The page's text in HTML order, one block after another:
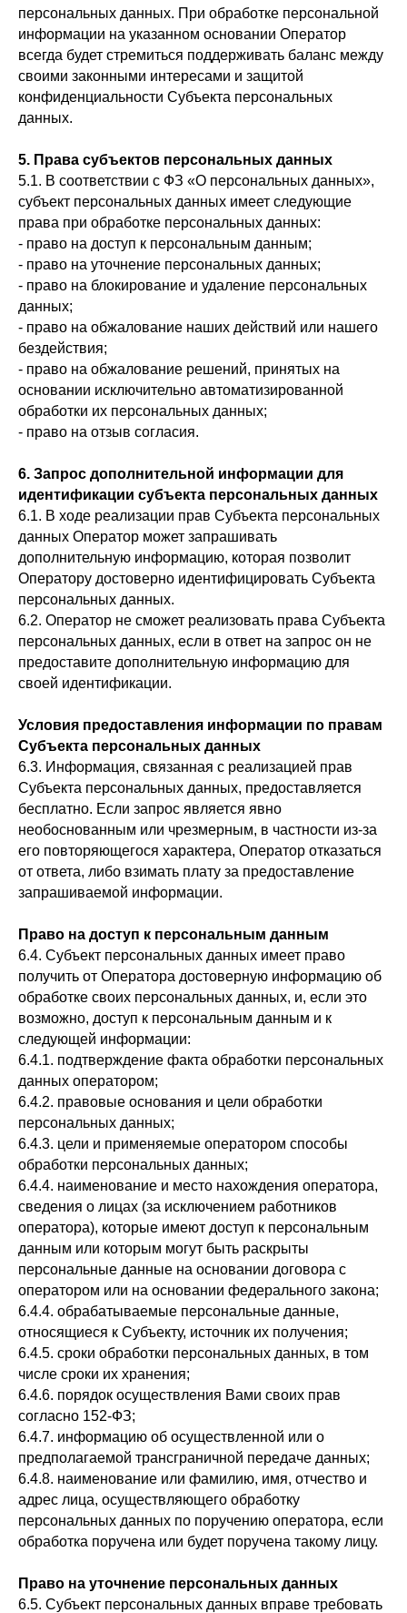
персональных данных. При обработке персональной
информации на указанном основании Оператор
всегда будет стремиться поддерживать баланс между
своими законными интересами и защитой
конфиденциальности Субъекта персональных
данных.
5. Права субъектов персональных данных
5.1. В соответствии с ФЗ «О персональных данных»,
субъект персональных данных имеет следующие
права при обработке персональных данных:
- право на доступ к персональным данным;
- право на уточнение персональных данных;
- право на блокирование и удаление персональных
данных;
- право на обжалование наших действий или нашего
бездействия;
- право на обжалование решений, принятых на
основании исключительно автоматизированной
обработки их персональных данных;
- право на отзыв согласия.
6. Запрос дополнительной информации для
идентификации субъекта персональных данных
6.1. В ходе реализации прав Субъекта персональных
данных Оператор может запрашивать
дополнительную информацию, которая позволит
Оператору достоверно идентифицировать Субъекта
персональных данных.
6.2. Оператор не сможет реализовать права Субъекта
персональных данных, если в ответ на запрос он не
предоставите дополнительную информацию для
своей идентификации.
Условия предоставления информации по правам
Субъекта персональных данных
6.3. Информация, связанная с реализацией прав
Субъекта персональных данных, предоставляется
бесплатно. Если запрос является явно
необоснованным или чрезмерным, в частности из-за
его повторяющегося характера, Оператор отказаться
от ответа, либо взимать плату за предоставление
запрашиваемой информации.
Право на доступ к персональным данным
6.4. Субъект персональных данных имеет право
получить от Оператора достоверную информацию об
обработке своих персональных данных, и, если это
возможно, доступ к персональным данным и к
следующей информации:
6.4.1. подтверждение факта обработки персональных
данных оператором;
6.4.2. правовые основания и цели обработки
персональных данных;
6.4.3. цели и применяемые оператором способы
обработки персональных данных;
6.4.4. наименование и место нахождения оператора,
сведения о лицах (за исключением работников
оператора), которые имеют доступ к персональным
данным или которым могут быть раскрыты
персональные данные на основании договора с
оператором или на основании федерального закона;
6.4.4. обрабатываемые персональные данные,
относящиеся к Субъекту, источник их получения;
6.4.5. сроки обработки персональных данных, в том
числе сроки их хранения;
6.4.6. порядок осуществления Вами своих прав
согласно 152-ФЗ;
6.4.7. информацию об осуществленной или о
предполагаемой трансграничной передаче данных;
6.4.8. наименование или фамилию, имя, отчество и
адрес лица, осуществляющего обработку
персональных данных по поручению оператора, если
обработка поручена или будет поручена такому лицу.
Право на уточнение персональных данных
6.5. Субъект персональных данных вправе требовать